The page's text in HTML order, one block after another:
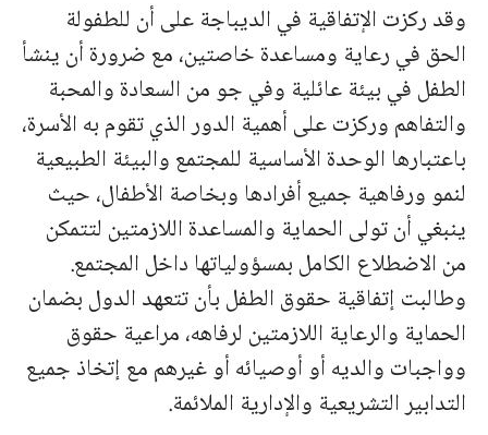
وقد ركزت الإتفاقية في الديباجة على أن للطفولة
الحق في رعاية ومساعدة خاصتين، مع ضرورة أن ينشأ
الطفل في بيئة عائلية وفي جو من السعادة والمحبة
والتفاهم وركزت على أهمية الدور الذي تقوم به الأسرة،
باعتبارها الوحدة الأساسية للمجتمع والبيئة الطبيعية
لنمو ورفاهية جميع أفرادها وبخاصة الأطفال، حيث
ينبغي أن تولى الحماية والمساعدة اللازمتين لتتمكن
من الاضطلاع الكامل بمسؤولياتها داخل المجتمع.
وطالبت إتفاقية حقوق الطفل بأن تتعهد الدول بضمان
الحماية والرعاية اللازمتين لرفاهه، مراعية حقوق
وواجبات والديه أو أوصيائه أو غيرهم مع إتخاذ جميع
التدابير التشريعية والإدارية الملائمة.